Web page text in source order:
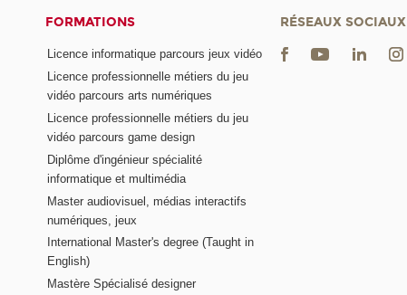
FORMATIONS
Licence informatique parcours jeux vidéo
Licence professionnelle métiers du jeu
vidéo parcours arts numériques
Licence professionnelle métiers du jeu
vidéo parcours game design
Diplôme d'ingénieur spécialité
informatique et multimédia
Master audiovisuel, médias interactifs
numériques, jeux
International Master's degree (Taught in
English)
Mastère Spécialisé designer
RÉSEAUX SOCIAUX